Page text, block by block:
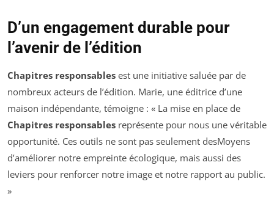
D’un engagement durable pour
l’avenir de l’édition
Chapitres responsables est une initiative saluée par de
nombreux acteurs de l’édition. Marie, une éditrice d’une
maison indépendante, témoigne : « La mise en place de
Chapitres responsables représente pour nous une véritable
opportunité. Ces outils ne sont pas seulement desMoyens
d’améliorer notre empreinte écologique, mais aussi des
leviers pour renforcer notre image et notre rapport au public.
»